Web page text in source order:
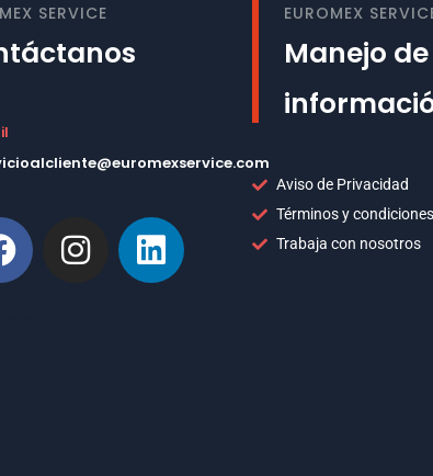
SERVICE EUROMEX
Manejo
Aviso de Privacidad
Términos y condiciones
Trabaja con nosotros